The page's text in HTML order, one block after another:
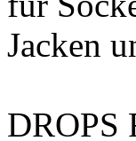
Jacken
DROPS